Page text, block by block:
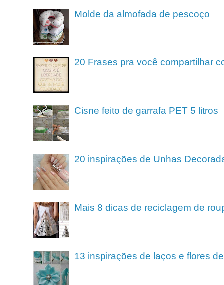
Molde da almofada de pescoço
20 Frases pra você compartilhar
Cisne feito de garrafa PET 5 litros
20 inspirações de Unhas
Mais 8 dicas de reciclagem de
13 inspirações de laços e flores